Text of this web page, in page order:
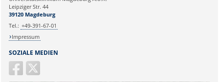
Ihr Anliegen:
SOZIALE MEDIEN
Leipziger Str. 44
39120 Magdeburg
Tel.: +49-391-67-01
Impressum